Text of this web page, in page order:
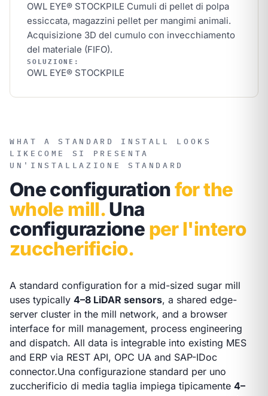
OWL EYE® STOCKPILE Cumuli di pellet di polpa
essiccata, magazzini pellet per mangimi animali.
Acquisizione 3D del cumulo con invecchiamento
del materiale (FIFO).
SOLUZIONE:
OWL EYE® STOCKPILE
WHAT A STANDARD INSTALL LOOKS
LIKE COME SI PRESENTA
UN'INSTALLAZIONE STANDARD
One configurationfor the
whole mill.Una
configurazione per l'intero
zuccherificio.
A standard configuration for a mid-sized sugar mill
uses typically 4–8 LiDAR sensors, a shared edge-
server cluster in the mill network, and a browser
interface for mill management, process engineering
and dispatch. All data is integrable into existing MES
and ERP via REST API, OPC UA and SAP-IDoc
connector.Una configurazione standard per uno
zuccherificio di media taglia impiega tipicamente 4–